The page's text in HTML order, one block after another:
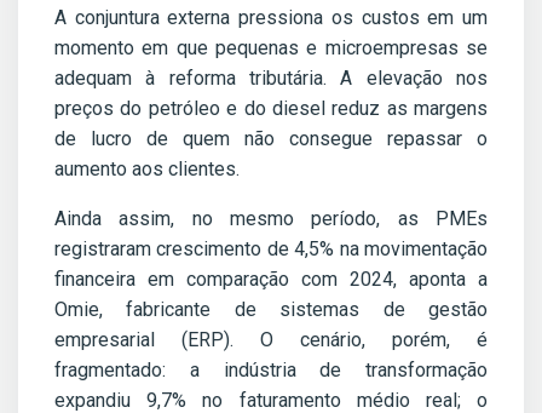
A conjuntura externa pressiona os custos em um
momento em que pequenas e microempresas se
adequam à reforma tributária. A elevação nos
preços do petróleo e do diesel reduz as margens
de lucro de quem não consegue repassar o
aumento aos clientes.
Ainda assim, no mesmo período, as PMEs
registraram crescimento de 4,5% na movimentação
financeira em comparação com 2024, aponta a
Omie, fabricante de sistemas de gestão
empresarial (ERP). O cenário, porém, é
fragmentado: a indústria de transformação
expandiu 9,7% no faturamento médio real; o